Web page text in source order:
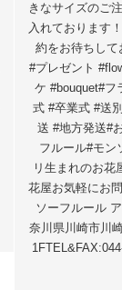
きなサイズのご
入れております
約をお待ちし
#プレゼント
ケ #bouquet#フ
式 #卒業式 #送
送 #地方発送#
フルール#モン
リ生まれのお花
花屋お気軽にお
ソーフルール
奈川県川崎市川